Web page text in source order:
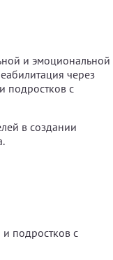
и эмоциональной
через
подростков с
в создании
подростков с